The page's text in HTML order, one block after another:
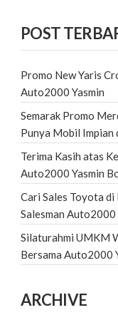
POST
Promo New Yaris
Auto2000 Yasmin
Semarak Promo
Punya Mobil
Terima Kasih atas
Auto2000 Yasmin
Cari Sales Toyota
Salesman Auto2000
Silaturahmi UMKM
Bersama Auto2000
ARCHIVE